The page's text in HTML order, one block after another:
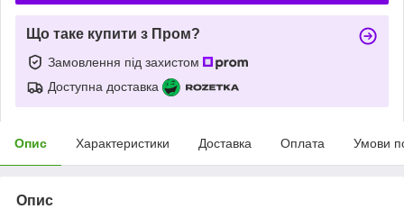
Що таке купити з Пром?
Замовлення під захистом
Доступна доставка
Опис Характеристики Доставка Оплата Умови
Опис